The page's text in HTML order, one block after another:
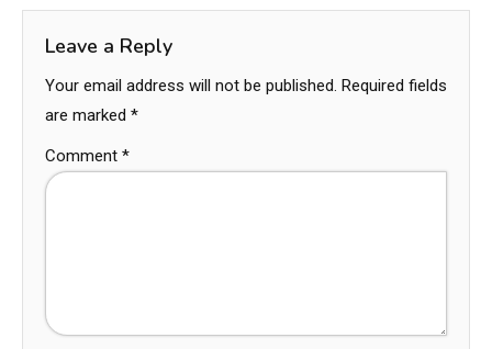
Leave a Reply
Your email address will not be published. Required fields
are marked *
Comment *